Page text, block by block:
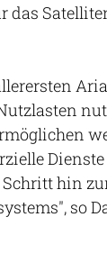
das
Dienste
hin
so